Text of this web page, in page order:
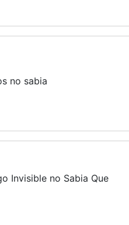
no sabia
Invisible no Sabia Que